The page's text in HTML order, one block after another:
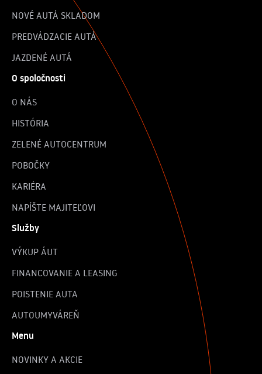
NOVÉ AUTÁ SKLADOM
PREDVÁDZACIE AUTÁ
JAZDENÉ AUTÁ
O spoločnosti
O NÁS
HISTÓRIA
ZELENÉ AUTOCENTRUM
POBOČKY
KARIÉRA
NAPÍŠTE MAJITEĽOVI
Služby
VÝKUP ÁUT
FINANCOVANIE A LEASING
POISTENIE AUTA
AUTOUMYVÁREŇ
Menu
NOVINKY A AKCIE